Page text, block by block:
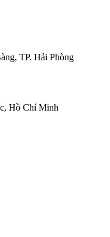
TP. Hải Phòng
Hồ Chí Minh